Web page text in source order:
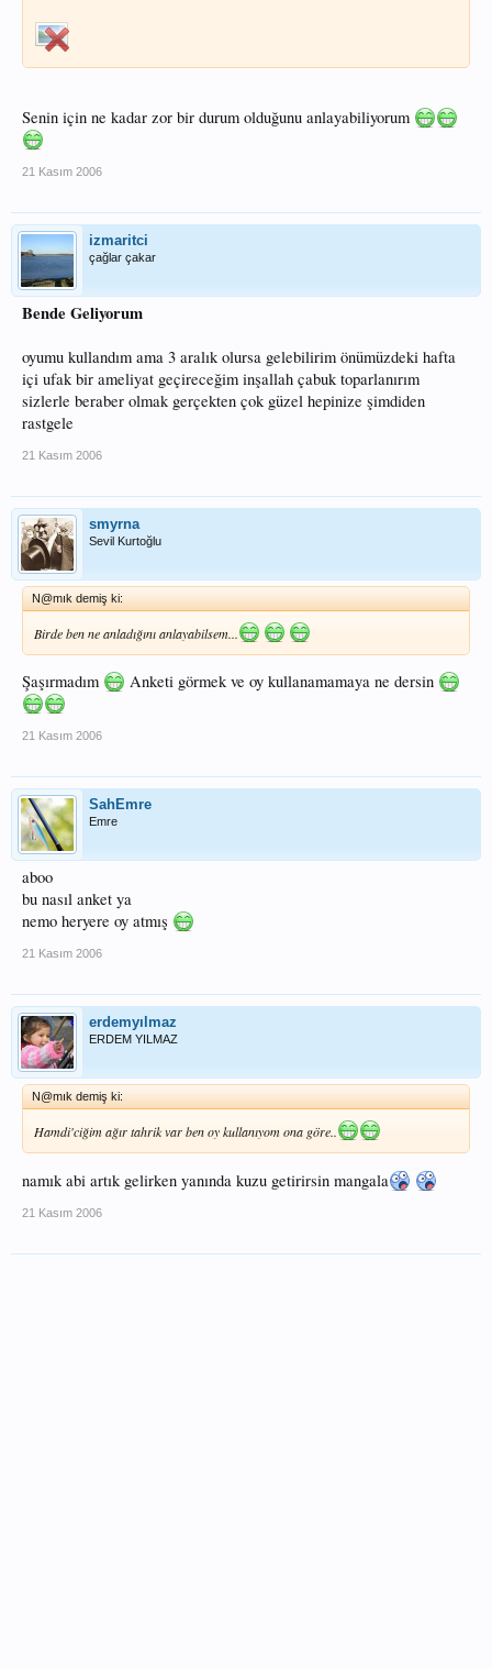
Senin için ne kadar zor bir durum olduğunu anlayabiliyorum
21 Kasım 2006
izmaritci
çağlar çakar
Bende Geliyorum
oyumu kullandım ama 3 aralık olursa gelebilirim önümüzdeki hafta
içi ufak bir ameliyat geçireceğim inşallah çabuk toparlanırım
sizlerle beraber olmak gerçekten çok güzel hepinize şimdiden
rastgele
21 Kasım 2006
smyrna
Sevil Kurtoğlu
N@mık demiş ki:
Birde ben ne anladığını anlayabilsem...
Şaşırmadım Anketi görmek ve oy kullanamamaya ne dersin
21 Kasım 2006
SahEmre
Emre
aboo
bu nasıl anket ya
nemo heryere oy atmış
21 Kasım 2006
erdemyılmaz
ERDEM YILMAZ
N@mık demiş ki:
Hamdi'ciğim ağır tahrik var ben oy kullanıyom ona göre..
namık abi artık gelirken yanında kuzu getirirsin mangala
21 Kasım 2006